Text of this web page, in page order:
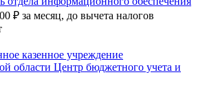
₽ за месяц, до вычета налогов
казенное учреждение
области Центр бюджетного учета и